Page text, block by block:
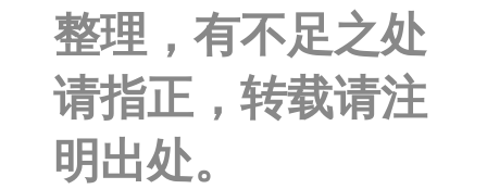
整理，有不足之处
请指正，转载请注
明出处。